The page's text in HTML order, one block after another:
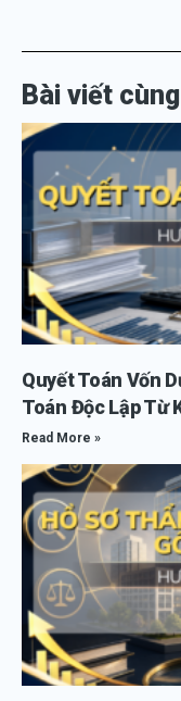
Bài viết
Quyết Toán Vốn
Toán Độc Lập Từ
Read More »